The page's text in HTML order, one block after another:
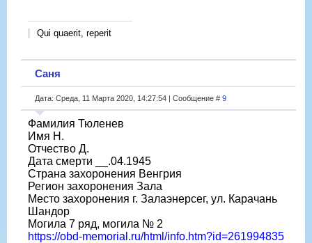
Qui quaerit, reperit
Саня
Дата: Среда, 11 Марта 2020, 14:27:54 | Сообщение # 9
Фамилия Тюленев
Имя Н.
Отчество Д.
Дата смерти __.04.1945
Страна захоронения Венгрия
Регион захоронения Зала
Место захоронения г. Залаэнерсег, ул. Карачань
Шандор
Могила 7 ряд, могила № 2
https://obd-memorial.ru/html/info.htm?id=261994835